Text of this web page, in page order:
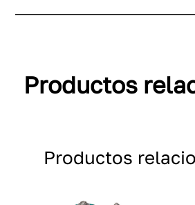
Productos
Productos